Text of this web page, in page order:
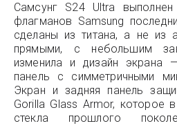
Самсунг S24 Ultra
флагманов Samsung
сделаны из титана, а не из
прямыми, с небольшим
изменила и дизайн экрана
панель с симметричными
Экран и задняя панель
Gorilla Glass Armor, которое
стекла прошлого